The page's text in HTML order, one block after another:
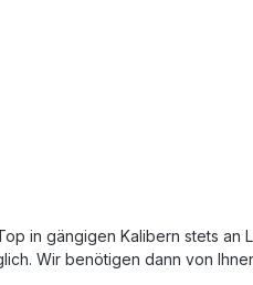
in gängigen Kalibern stets
Wir benötigen dann von